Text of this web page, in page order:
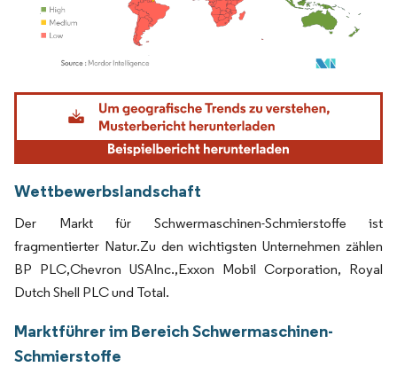
Bild © Mordor Intelligence. Wiederverwendung erfordert Namensnennung gemäß
Wettbewerbslandschaft
Der Markt für Schwermaschinen-Schmierstoffe ist
fragmentierter Natur.Zu den wichtigsten Unternehmen zählen
BP PLC,Chevron USAInc.,Exxon Mobil Corporation, Royal
Dutch Shell PLC und Total.
Marktführer im Bereich Schwermaschinen-
Schmierstoffe